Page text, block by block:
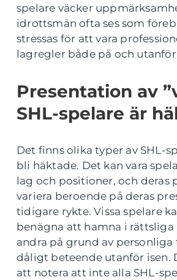
spelare väcker
idrottsmän ofta ses som
stressas för att vara
lagregler både på och utanför
Presentation av
SHL-spelare är
Det finns olika typer av SHL-
bli häktade. Det kan vara
lag och positioner, och deras
variera beroende på deras
tidigare rykte. Vissa spelare
benägna att hamna i
andra på grund av
dåligt beteende utanför isen.
att notera att inte alla SHL-